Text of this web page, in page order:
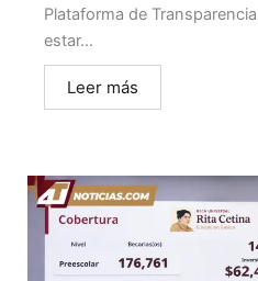
Plataforma de
estar...
Leer más